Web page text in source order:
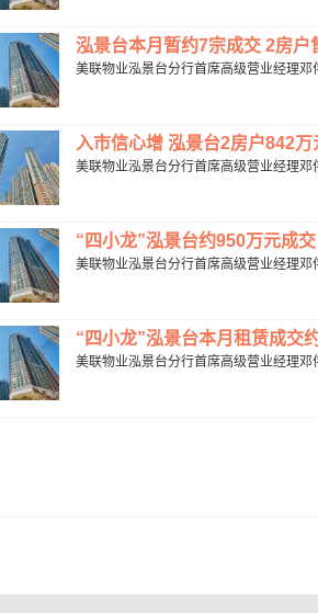
泓景台本月暂约7宗成交 2房户
美联物业泓景台分行首席高级营业经理
入市信心增 泓景台2房户842万
美联物业泓景台分行首席高级营业经理
“四小龙”泓景台约950万元成
美联物业泓景台分行首席高级营业经理
“四小龙”泓景台本月租赁成交
美联物业泓景台分行首席高级营业经理